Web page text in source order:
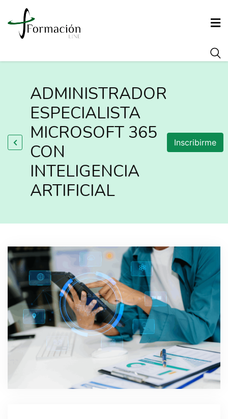
INICIO
CONÓCENOS
FORMACIÓN
AGENCIA DE COLOCACIÓN
CAMPUS VIRTUAL
ADMINISTRADOR
ESPECIALISTA
MICROSOFT 365
CON
INTELIGENCIA
ARTIFICIAL
Inscribirme